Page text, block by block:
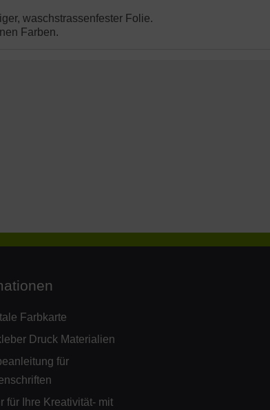
waschstrassenfester Folie.
Farben.
Farbkarte
Druck Materialien
für
für Ihre Kreativität- mit